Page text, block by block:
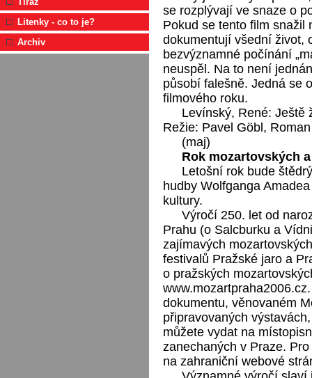
Litenky - co to je?
Archiv
se rozplývají ve snaze o
Pokud se tento film snažil
dokumentují všední život,
bezvýznamné počínání
neuspěl. Na to není
působí falešně. Jedná se
filmového roku.
Levínský, René: Ještě
Režie: Pavel Göbl,
(maj)
Rok mozartovských
Letošní rok bude
hudby Wolfganga
kultury.
Výročí 250. let od
Prahu (o Salcburku a
zajímavých
festivalů Pražské jaro a
o pražských
dokumentu, věnovaném
připravovaných
můžete vydat na
zanechaných v Praze.
na zahraniční webové